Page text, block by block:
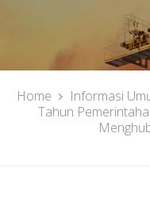
Home Informasi
Tahun